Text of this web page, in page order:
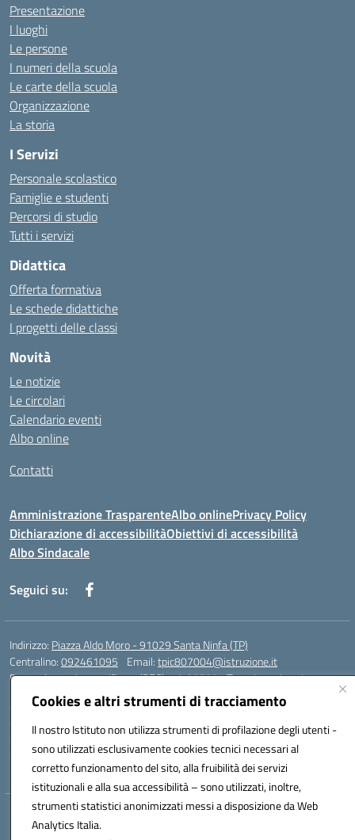
Cookies e altri strumenti di tracciamento
Il nostro Istituto non utilizza strumenti di profilazione degli utenti -
sono utilizzati esclusivamente cookies tecnici necessari al
corretto funzionamento del sito, alla fruibilità dei servizi
istituzionali e alla sua accessibilità – sono utilizzati, inoltre,
strumenti statistici anonimizzati messi a disposizione da Web
Analytics Italia.
Presentazione
I luoghi
Le persone
I numeri della scuola
Le carte della scuola
Organizzazione
La storia
I Servizi
Personale scolastico
Famiglie e studenti
Percorsi di studio
Tutti i servizi
Didattica
Offerta formativa
Le schede didattiche
I progetti delle classi
Novità
Le notizie
Le circolari
Calendario eventi
Albo online
Contatti
Amministrazione TrasparenteAlbo onlinePrivacy Policy
Dichiarazione di accessibilitàObiettivi di accessibilità
Albo Sindacale
Seguici su:
Indirizzo: Piazza Aldo Moro - 91029 Santa Ninfa (TP)
Centralino:092461095 Email:tpic807004@istruzione.it
Posta elettronica certificata (PEC):tpic807004@pec.istruzione.it
Codice fiscale: 81002070811
Codice meccanografico:
TPIC807004
Codice Indice delle Pubbliche Amministrazioni (IPA): istsc_tpic807004
Codice unico di fatturazione (CUF): UFLMAN
Hosting & Powered by 3D Solution S.r.l.
Concept & Design by Designers Italia